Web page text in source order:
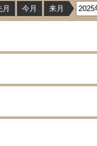
月 今月 来月